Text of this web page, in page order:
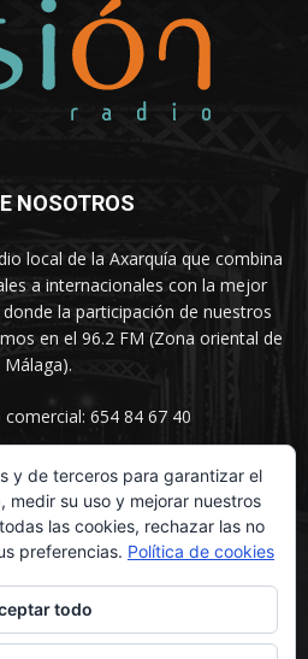
NOSOTROS
local de la Axarquía que combina
a internacionales con la mejor
la participación de nuestros
en el 96.2 FM (Zona oriental de
Málaga).
654 84 67 40
y de terceros para garantizar el
medir su uso y mejorar nuestros
las cookies, rechazar las no
preferencias. Política de cookies
todo